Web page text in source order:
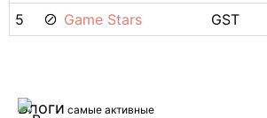
5 Game Stars GST
Блоги самые активные